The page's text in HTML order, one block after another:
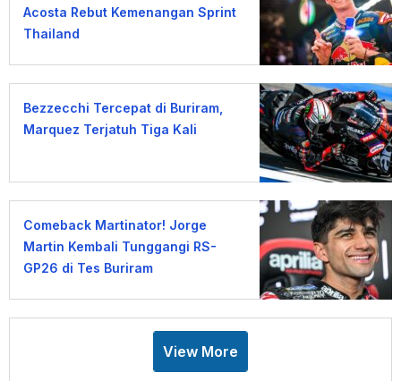
Acosta Rebut Kemenangan Sprint
Thailand
Bezzecchi Tercepat di Buriram,
Marquez Terjatuh Tiga Kali
Comeback Martinator! Jorge
Martin Kembali Tunggangi RS-
GP26 di Tes Buriram
View More